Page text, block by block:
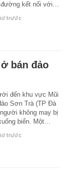
đường kết nối với…
trước
bán đảo
đến khu vực Mũi
Sơn Trà (TP Đà
không may bị
biển. Một…
trước